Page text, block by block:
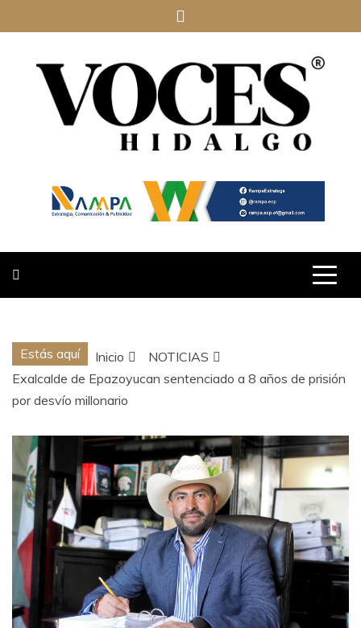
al
VOCES
HIDALGO
Estás aquí Inicio
NOTICIAS
Exalcalde de Epazoyucan sentenciado a 8 años de prisión
por desvío millonario